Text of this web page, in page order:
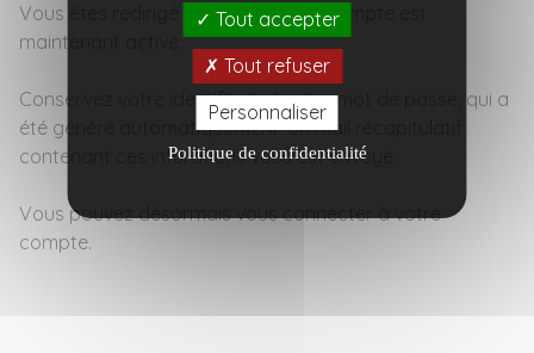
Vous êtes redirigé sur le site, votre compte est
maintenant activé.
Conservez votre identifiant et votre mot de passe, qui a
été généré automatiquement. Un mail récapitulatif
contenant ces inforations vous est envoyé.
Vous pouvez désormais vous connecter à votre
compte.
Tout accepter
Tout refuser
Personnaliser
Politique de confidentialité